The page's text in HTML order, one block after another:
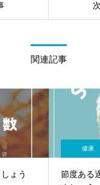
関連記事
ょう
健康
節度ある